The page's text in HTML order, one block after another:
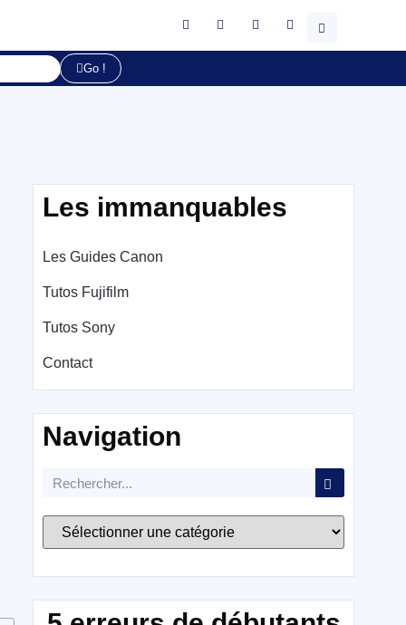
Go !
Les immanquables
Les Guides Canon
Tutos Fujifilm
Tutos Sony
Contact
Navigation